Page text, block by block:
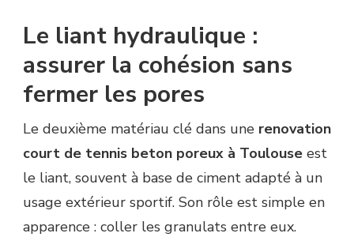
Le liant hydraulique :
assurer la cohésion sans
fermer les pores
Le deuxième matériau clé dans une renovation
court de tennis beton poreux à Toulouse est
le liant, souvent à base de ciment adapté à un
usage extérieur sportif. Son rôle est simple en
apparence : coller les granulats entre eux.